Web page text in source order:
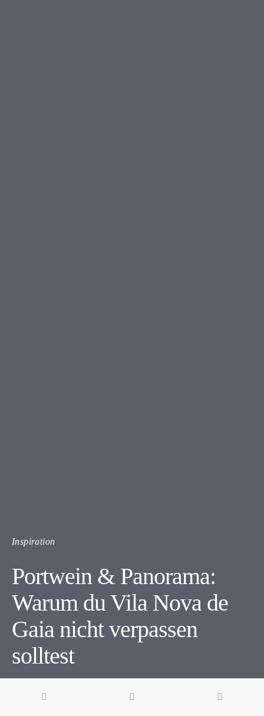
Inspiration
Portwein & Panorama:
Warum du Vila Nova de
Gaia nicht verpassen
solltest